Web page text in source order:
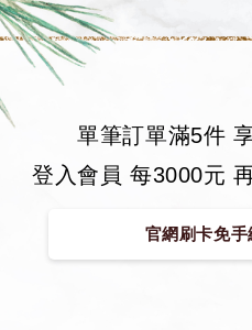
單筆訂單滿5件
登入會員 每3000元
官網刷卡免手
藏雕像 Q版凪誠
NT$ 1,680